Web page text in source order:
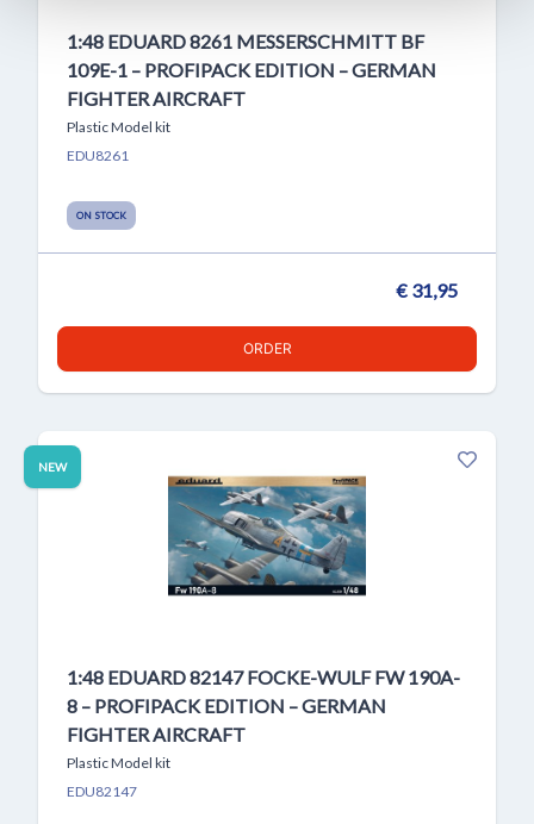
1:48 EDUARD 8261 MESSERSCHMITT BF
109E-1 – PROFIPACK EDITION – GERMAN
FIGHTER AIRCRAFT
Plastic Model kit
EDU8261
ON STOCK
€ 31,95
ORDER
NEW
1:48 EDUARD 82147 FOCKE-WULF FW 190A-
8 – PROFIPACK EDITION – GERMAN
FIGHTER AIRCRAFT
Plastic Model kit
EDU82147